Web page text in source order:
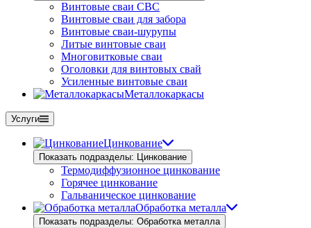
Винтовые сваи СВС
Винтовые сваи для забора
Винтовые сваи-шурупы
Литые винтовые сваи
Многовитковые сваи
Оголовки для винтовых свай
Усиленные винтовые сваи
Металлокаркасы
Услуги
Цинкование
Показать подразделы: Цинкование
Термодиффузионное цинкование
Горячее цинкование
Гальваническое цинкование
Обработка металла
Показать подразделы: Обработка металла